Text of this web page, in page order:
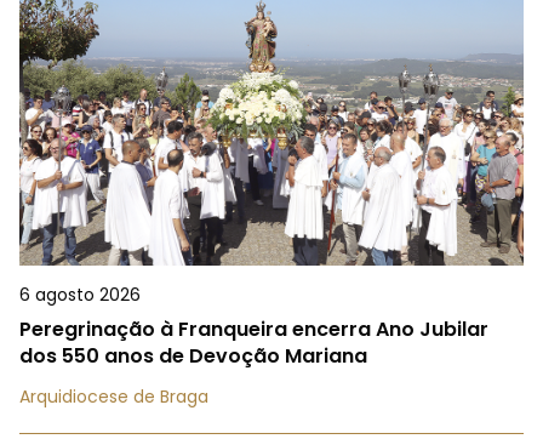
6 agosto 2026
Peregrinação à Franqueira encerra Ano Jubilar
dos 550 anos de Devoção Mariana
Arquidiocese de Braga